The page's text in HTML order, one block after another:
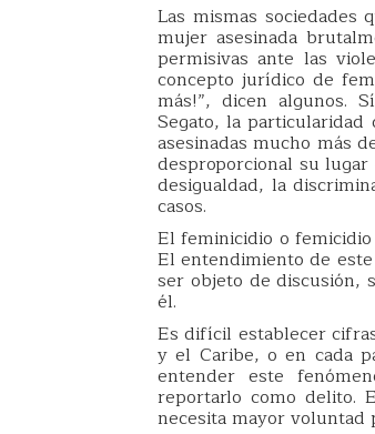
Las mismas sociedades
mujer asesinada
permisivas ante las
concepto jurídico de
más!”, dicen algunos.
Segato, la
asesinadas mucho más
desproporcional su
desigualdad, la
casos.
El feminicidio o
El entendimiento de
ser objeto de discusión,
él.
Es difícil establecer
y el Caribe, o en cada
entender este
reportarlo como delito.
necesita mayor voluntad